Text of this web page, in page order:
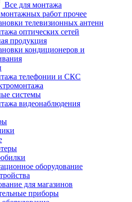
Все для монтажа
работ прочее
телевизионных антенн
оптических сетей
продукция
кондиционеров и
телефонии и СКС
системы
видеонаблюдения
оборудование
для магазинов
приборы